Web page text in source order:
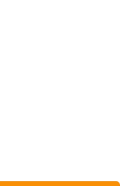
JCB ποσότητα